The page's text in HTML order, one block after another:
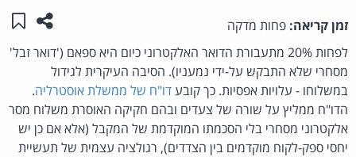
זמן קריאה: פחות מדקה שתפו
לפחות 20% מתעבורת הדואר האלקטרוני כיום היא ספאם ('דואר זבל'
מסחרי שלא התבקש על-ידי נמעניו). הסיבה העיקרית לגידול
במשלוחו - עלויות אפסיות. כך קובעדו"ח של ממשלת אוסטרליה.
הדו"ח ממליץ על שורה של צעדים ובהם חקיקה האוסרת משלוח מסר
אלקטרוני מסחרי בלי הסכמתו המוקדמת של המקבל (אלא אם כן יש
יחסי ספק-לקוח מוקדמים בין הצדדים), רגולציה עצמית של תעשיית